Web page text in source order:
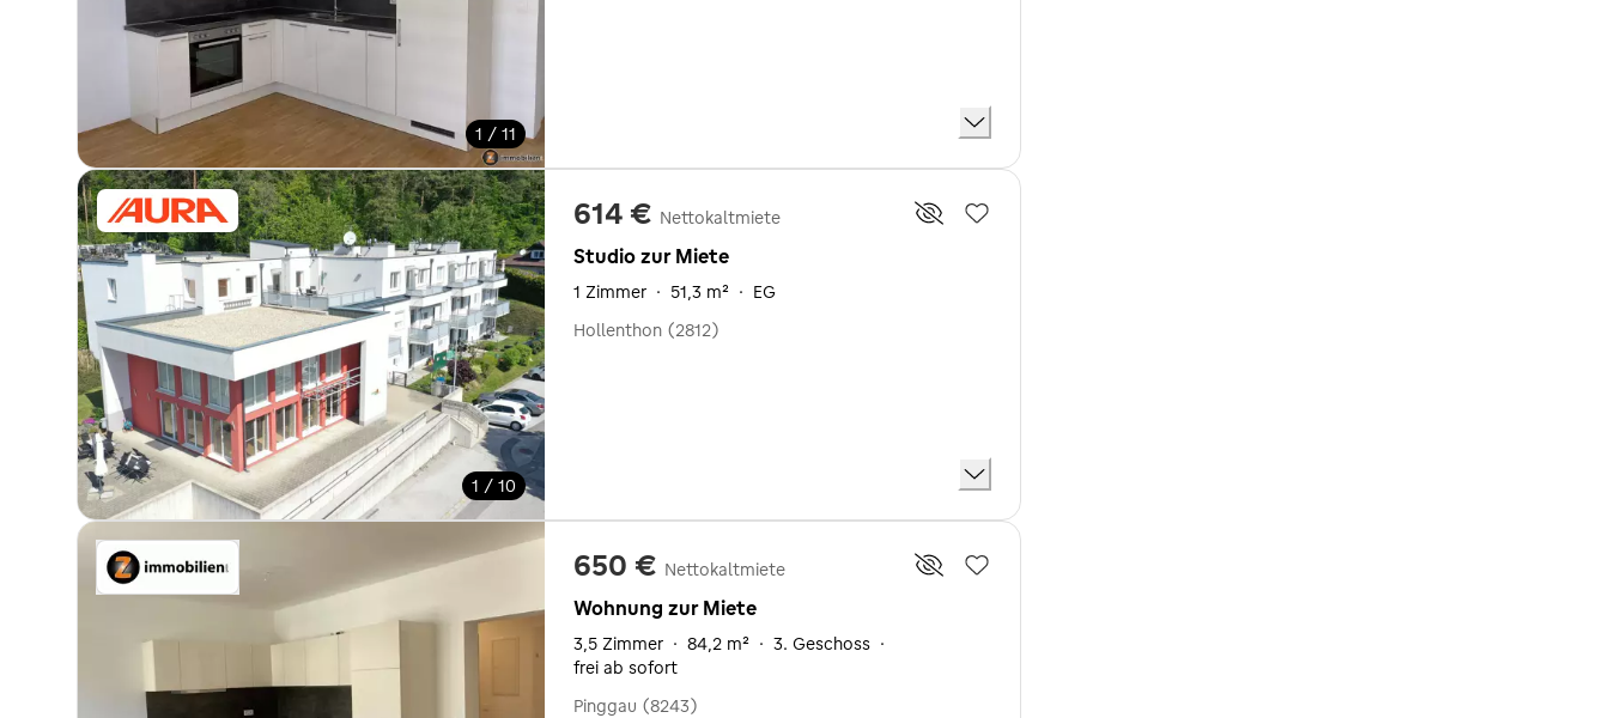
1 / 11
1 / 10
614 € Nettokaltmiete
Studio zur Miete
1 Zimmer · 51,3 m² · EG
Hollenthon (2812)
650 € Nettokaltmiete
Wohnung zur Miete
3,5 Zimmer · 84,2 m² · 3. Geschoss ·
frei ab sofort
Pinggau (8243)